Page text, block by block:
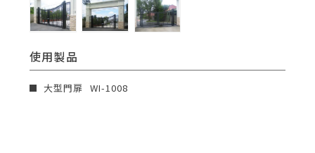
使用製品
大型門扉 WI-1008